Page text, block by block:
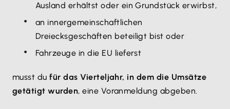
Ausland erhältst oder ein Grundstück erwirbst,
an innergemeinschaftlichen
Dreiecksgeschäften beteiligt bist oder
Fahrzeuge in die EU lieferst
musst dufür das Vierteljahr, in dem die Umsätze
getätigt wurden, eine Voranmeldung abgeben.